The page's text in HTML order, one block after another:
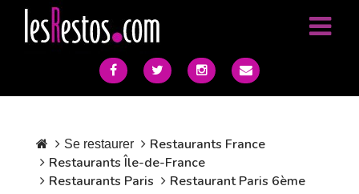
Se restaurer
Restaurants France
Restaurants Île-de-France
Restaurants Paris
Restaurant Paris 6ème